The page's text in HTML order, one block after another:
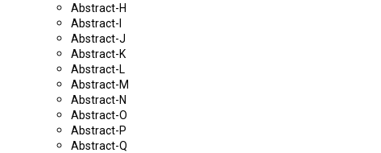
Abstract-H
Abstract-I
Abstract-J
Abstract-K
Abstract-L
Abstract-M
Abstract-N
Abstract-O
Abstract-P
Abstract-Q